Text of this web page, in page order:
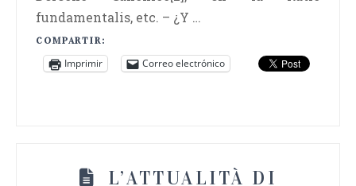
fundamentalis, etc. – ¿Y …
COMPARTIR:
Imprimir Correo electrónico
L’ATTUALITÀ DI